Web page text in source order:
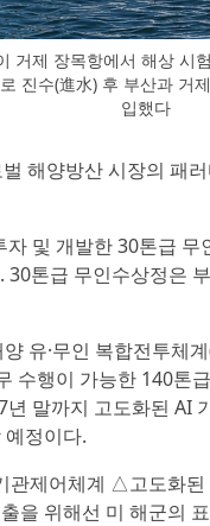
거제 장목항에서 해상 시
진수(進水) 후 부산과 거
입했다
해양방산 시장의 패
및 개발한 30톤급
톤급 무인수상정은
유·무인 복합전투체
수행이 가능한 140톤
말까지 고도화된 AI
정이다.
제어체계 △고도화된
을 위해선 미 해군